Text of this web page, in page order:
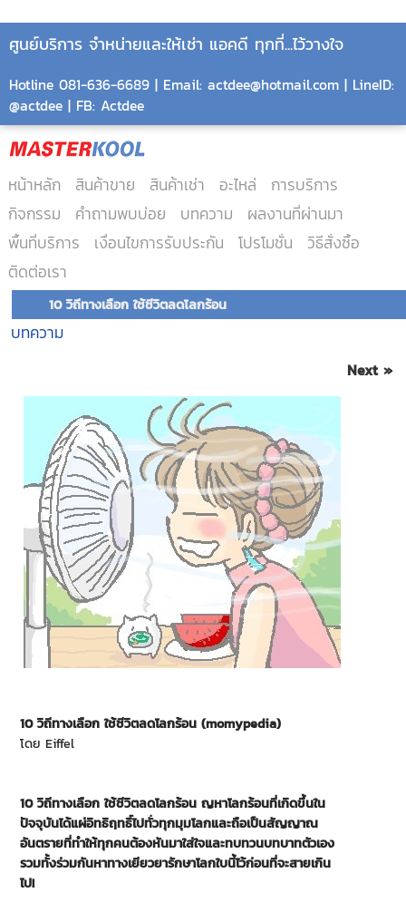
ศูนย์บริการ จำหน่ายและให้เช่า แอคดี ทุกที่...ไว้วางใจ
Hotline 081-636-6689 | Email: actdee@hotmail.com | LineID:
@actdee | FB: Actdee
หน้าหลัก สินค้าขาย สินค้าเช่า อะไหล่
การบริการ
กิจกรรม
คำถามพบบ่อย บทความ
ผลงานที่ผ่านมา
พื้นที่บริการ
เงื่อนไขการรับประกัน โปรโมชั่น
วิธีสั่งซื้อ
ติดต่อเรา
10 วิถีทางเลือก ใช้ชีวิตลดโลกร้อน
บทความ
Next »
10 วิถีทางเลือก ใช้ชีวิตลดโลกร้อน (momypedia)
โดย Eiffel
10 วิถีทางเลือก ใช้ชีวิตลดโลกร้อนญหาโลกร้อนที่เกิดขึ้นใน
ปัจจุบันได้แผ่อิทธิฤทธิ์ไปทั่วทุกมุมโลกและถือเป็นสัญญาณ
อันตรายที่ทำให้ทุกคนต้องหันมาใส่ใจและทบทวนบทบาทตัวเอง
รวมทั้งร่วมกันหาทางเยียวยารักษาโลกใบนี้ไว้ก่อนที่จะสายเกิน
ไป!